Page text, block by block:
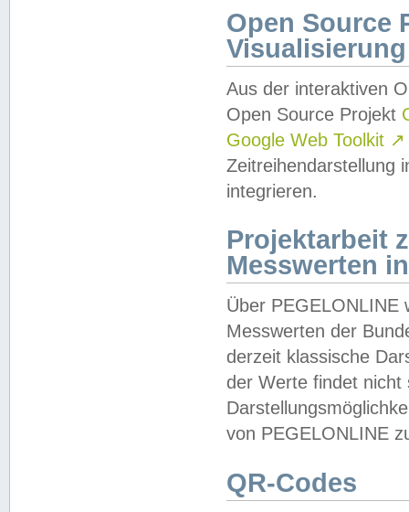
Open Source
Visualisierung
Aus der interaktiven
Open Source Projekt
Google Web Toolkit ↗
Zeitreihendarstellung
integrieren.
Projektarbeit
Messwerten
Über PEGELONLINE
Messwerten der
derzeit klassische
der Werte findet
von PEGELONLINE
QR-Codes